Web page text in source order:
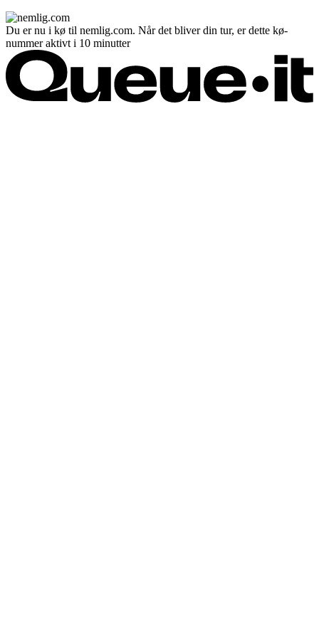
Du er nu i kø til nemlig.com. Når det bliver din tur, er dette kø-
nummer aktivt i 10 minutter